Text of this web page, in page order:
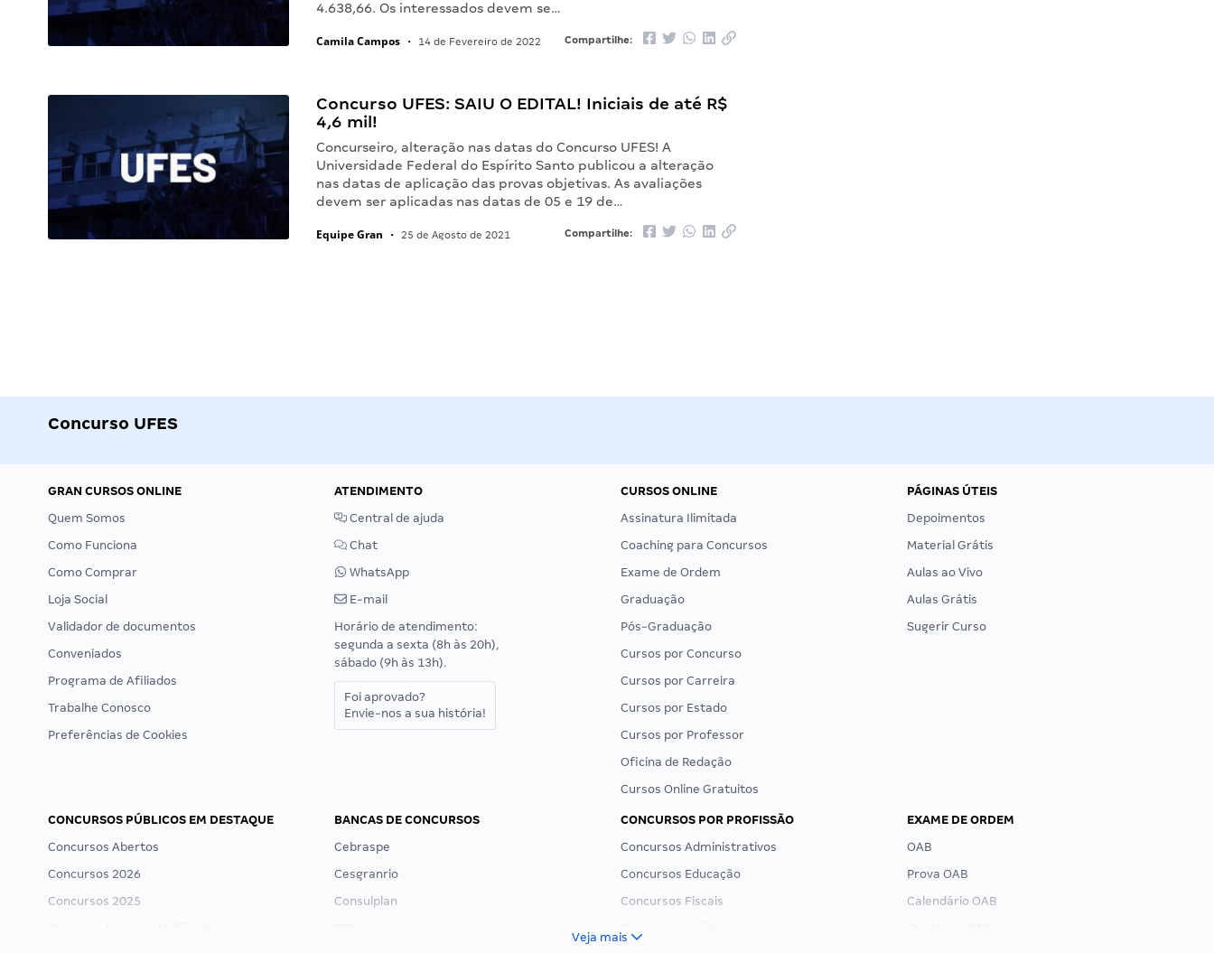
4.638,66. Os interessados devem se…
Camila Campos • 14 de Fevereiro de 2022 Compartilhe:
Concurso UFES: SAIU O EDITAL! Iniciais de até R$
4,6 mil!
Concurseiro, alteração nas datas do Concurso UFES! A
Universidade Federal do Espírito Santo publicou a alteração
nas datas de aplicação das provas objetivas. As avaliações
devem ser aplicadas nas datas de 05 e 19 de…
Equipe Gran • 25 de Agosto de 2021 Compartilhe:
Concurso UFES
GRAN CURSOS ONLINE
Quem Somos
Como Funciona
Como Comprar
Loja Social
Validador de documentos
Conveniados
Programa de Afiliados
Trabalhe Conosco
Preferências de Cookies
ATENDIMENTO
Central de ajuda
Chat
WhatsApp
E-mail
Horário de atendimento:
segunda a sexta (8h às 20h),
sábado (9h às 13h).
Foi aprovado?
Envie-nos a sua história!
CURSOS ONLINE
Assinatura Ilimitada
Coaching para Concursos
Exame de Ordem
Graduação
Pós-Graduação
Cursos por Concurso
Cursos por Carreira
Cursos por Estado
Cursos por Professor
Oficina de Redação
Cursos Online Gratuitos
PÁGINAS ÚTEIS
Depoimentos
Material Grátis
Aulas ao Vivo
Aulas Grátis
Sugerir Curso
CONCURSOS PÚBLICOS EM DESTAQUE
Concursos Abertos
Concursos 2026
Concursos 2025
BANCAS DE CONCURSOS
Cebraspe
Cesgranrio
Consulplan
CONCURSOS POR PROFISSÃO
Concursos Administrativos
Concursos Educação
Concursos Fiscais
EXAME DE ORDEM
OAB
Prova OAB
Calendário OAB
Veja mais